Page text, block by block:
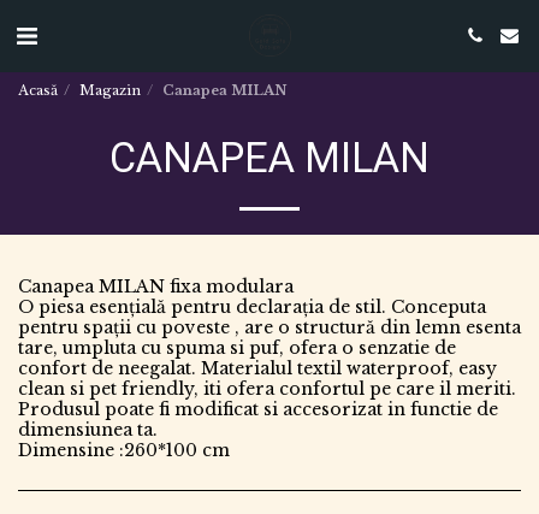
Acasă Magazin Canapea MILAN
CANAPEA MILAN
Canapea MILAN fixa modulara
O piesa esențială pentru declarația de stil. Conceputa
pentru spații cu poveste , are o structură din lemn esenta
tare, umpluta cu spuma si puf, ofera o senzatie de
confort de neegalat. Materialul textil waterproof, easy
clean si pet friendly, iti ofera confortul pe care il meriti.
Produsul poate fi modificat si accesorizat in functie de
dimensiunea ta.
Dimensine :260*100 cm